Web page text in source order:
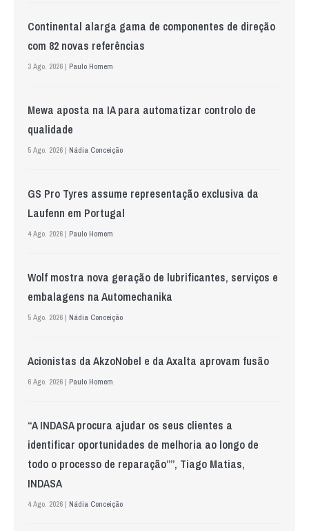
Continental alarga gama de componentes de direção
com 82 novas referências
3 Ago. 2026 | Paulo Homem
Mewa aposta na IA para automatizar controlo de
qualidade
5 Ago. 2026 | Nádia Conceição
GS Pro Tyres assume representação exclusiva da
Laufenn em Portugal
4 Ago. 2026 | Paulo Homem
Wolf mostra nova geração de lubrificantes, serviços e
embalagens na Automechanika
5 Ago. 2026 | Nádia Conceição
Acionistas da AkzoNobel e da Axalta aprovam fusão
6 Ago. 2026 | Paulo Homem
“A INDASA procura ajudar os seus clientes a
identificar oportunidades de melhoria ao longo de
todo o processo de reparação””, Tiago Matias,
INDASA
4 Ago. 2026 | Nádia Conceição